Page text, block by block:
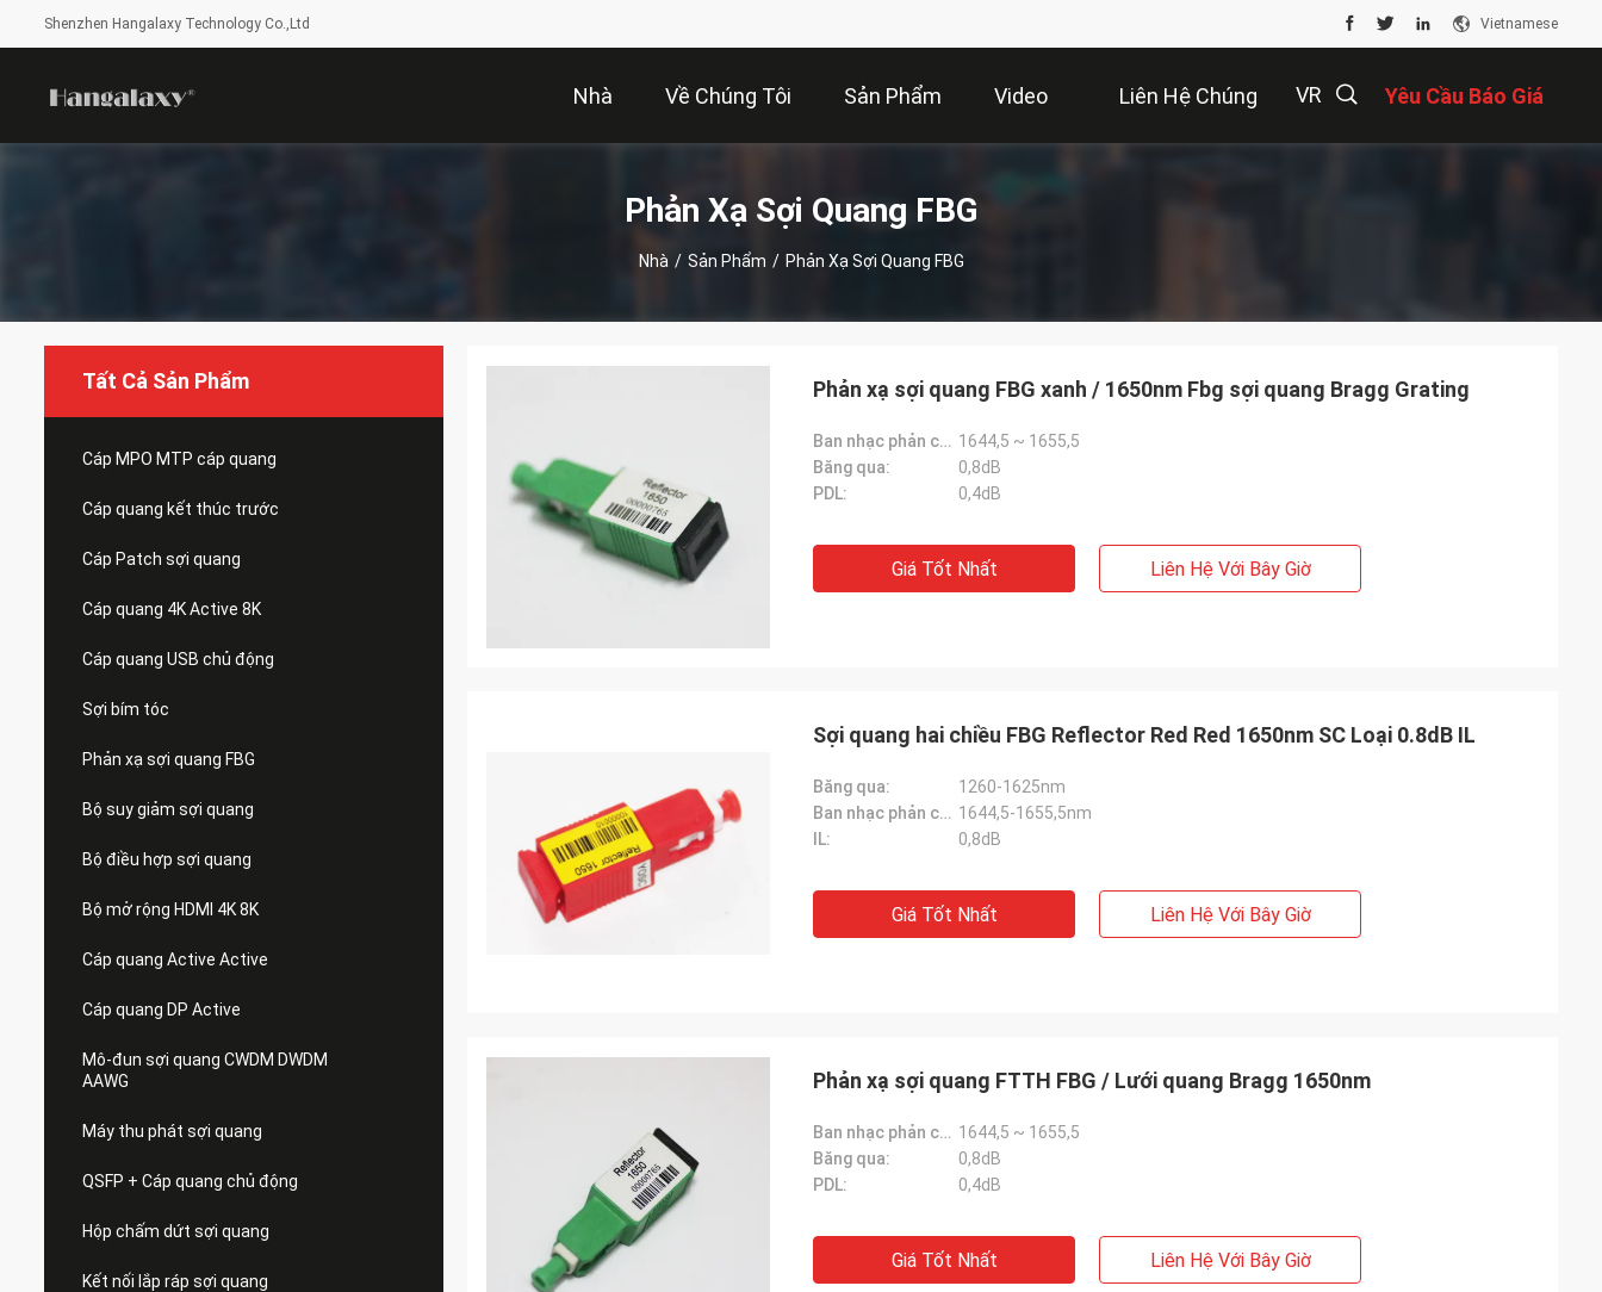
Shenzhen Hangalaxy Technology Co.,Ltd Vietnamese
Nhà Về Chúng Tôi Sản Phẩm Video Liên Hệ Chúng VR Yêu Cầu Báo Giá
Phản Xạ Sợi Quang FBG
Nhà / Sản Phẩm / Phản Xạ Sợi Quang FBG
Tất Cả Sản Phẩm
Cáp MPO MTP cáp quang
Cáp quang kết thúc trước
Cáp Patch sợi quang
Cáp quang 4K Active 8K
Cáp quang USB chủ động
Sợi bím tóc
Phản xạ sợi quang FBG
Bộ suy giảm sợi quang
Bộ điều hợp sợi quang
Bộ mở rộng HDMI 4K 8K
Cáp quang Active Active
Cáp quang DP Active
Mô-đun sợi quang CWDM DWDM
AAWG
Máy thu phát sợi quang
QSFP + Cáp quang chủ động
Hộp chấm dứt sợi quang
Kết nối lắp ráp sợi quang
Phản xạ sợi quang FBG xanh / 1650nm Fbg sợi quang Bragg Grating
Ban nhạc phản chiếu: 1644,5 ~ 1655,5
Băng qua:
0,8dB
PDL:
0,4dB
Giá Tốt Nhất Liên Hệ Với Bây Giờ
Sợi quang hai chiều FBG Reflector Red Red 1650nm SC Loại 0.8dB IL
Băng qua:
1260-1625nm
Ban nhạc phản chiếu: 1644,5-1655,5nm
IL:
0,8dB
Giá Tốt Nhất Liên Hệ Với Bây Giờ
Phản xạ sợi quang FTTH FBG / Lưới quang Bragg 1650nm
Ban nhạc phản chiếu: 1644,5 ~ 1655,5
Băng qua:
0,8dB
PDL:
0,4dB
Giá Tốt Nhất Liên Hệ Với Bây Giờ